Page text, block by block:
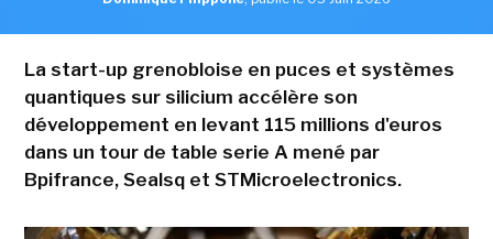
La start-up grenobloise en puces et systèmes
quantiques sur silicium accélère son
développement en levant 115 millions d'euros
dans un tour de table serie A mené par
Bpifrance, Sealsq et STMicroelectronics.